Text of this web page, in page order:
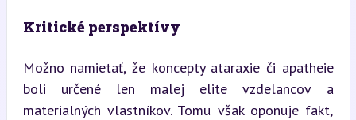
Kritické perspektívy
Možno namietať, že koncepty ataraxie či apatheie
boli určené len malej elite vzdelancov a
materialných vlastníkov. Tomu však oponuje fakt,